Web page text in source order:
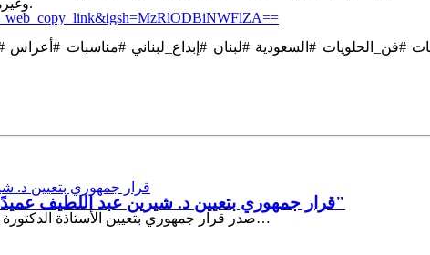
وغيرهم من النجوم، وسط حضور لافت لشخصيات فنية واجتماعية بارزة.
قرار جمهوري بتعيين د. شيرين عبد اللطيف عميدًا لكلية التربية الموسيقية بجامعة العاصمة "حلوان سابقا"
صدر قرار جمهوري بتعيين الأستاذة الدكتورة شيرين عبد اللطيف عميدًا لكلية التربية الموسيقية بجامعة العاصمة…